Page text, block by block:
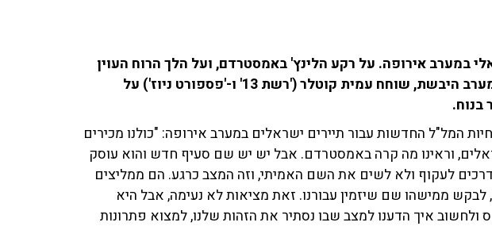
במערב אירופה. על רקע הלינץ' באמסטרדם, ועל הלך הרוח העוין
הנושב לכיווננו מרבות מבירות מערב היבשת, שוחח עמית קוטלר ('רשת 13' ו-'פספורט ניוז') על
בנוח.
המל"ל החדשות עבור תיירים ישראלים במערב אירופה: "כולנו מכירים
וראינו מה קרה באמסטרדם. אבל יש יש שם סעיף חדש והוא עוסק
דרכים לעקוף ולא לשים את השם האמיתי, וזה המצב כרגע. הם ממליצים
ממישהו שם שיזמין עבורנו. זאת מציאות לא נעימה, אבל היא
איך הדענו למצב שבו נסתיר את הזהות שלנו, למצוא פתרונות